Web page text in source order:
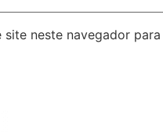
site neste navegador